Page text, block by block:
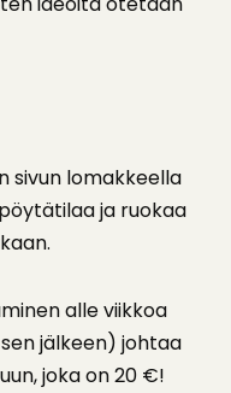
sivun lomakkeella
ja ruokaa
alle viikkoa
jälkeen) johtaa
joka on 20 €!